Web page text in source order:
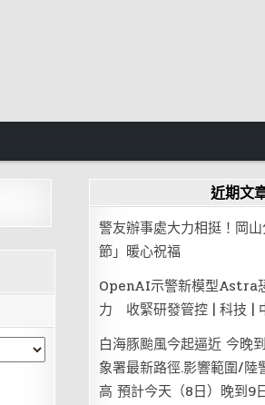
近期文
警友辦事處大力相挺！岡
節」暖心祝福
OpenAI示警新模型Astra
力 收緊研發管控 | 科技 |
白海豚颱風今起逼近 今晚
象署最新路徑.影響範圍/陸
高 預計今天（8日）晚到9